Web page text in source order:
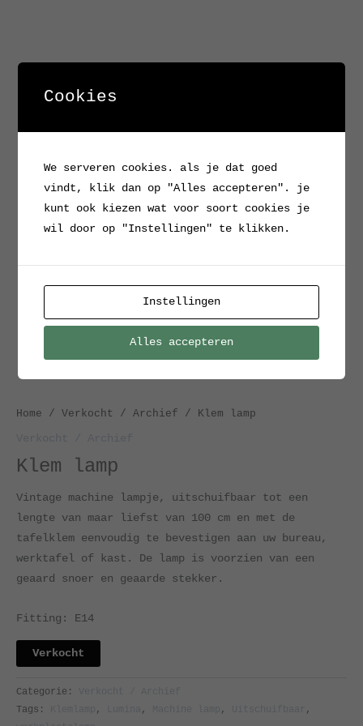
Home / Verkocht / Archief / Klem lamp
Klem lamp
Vintage machine lampje, uitschuifbaar tot een
lengte van maar liefst van 100 cm en met de
tafelklem eenvoudig te bevestigen aan uw bureau,
werktafel of kast. De lamp is voorzien van een
geaard snoer en geaarde stekker.
Fitting: E14
Verkocht
Categorie:
Tags:
, , ,
,
Cookies
We serveren cookies. als je dat goed
vindt, klik dan op "Alles accepteren". je
kunt ook kiezen wat voor soort cookies je
wil door op "Instellingen" te klikken.
Instellingen
Alles accepteren